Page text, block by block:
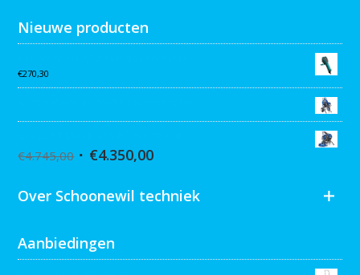
Nieuwe producten
€270,30
€4.745,00 €4.350,00
Over Schoonewil techniek
Aanbiedingen